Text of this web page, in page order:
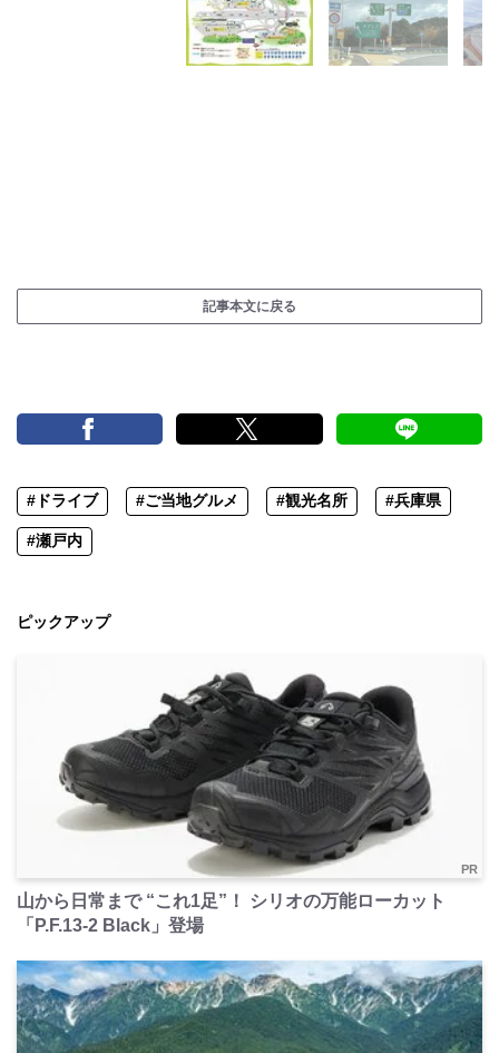
記事本文に戻る
#ドライブ #ご当地グルメ #観光名所 #兵庫県
#瀬戸内
ピックアップ
PR
山から日常まで “これ1足”！ シリオの万能ローカット
「P.F.13-2 Black」登場